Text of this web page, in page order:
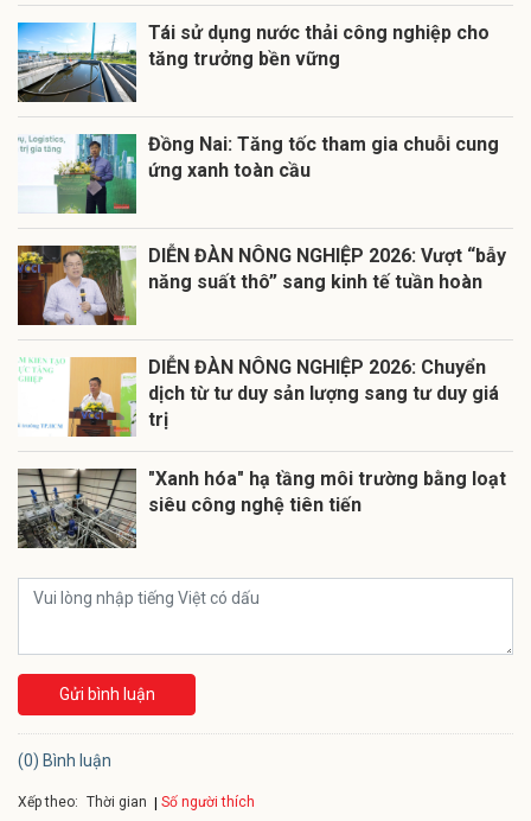
Tái sử dụng nước thải công nghiệp cho
tăng trưởng bền vững
Đồng Nai: Tăng tốc tham gia chuỗi cung
ứng xanh toàn cầu
DIỄN ĐÀN NÔNG NGHIỆP 2026: Vượt “bẫy
năng suất thô” sang kinh tế tuần hoàn
DIỄN ĐÀN NÔNG NGHIỆP 2026: Chuyển
dịch từ tư duy sản lượng sang tư duy giá
trị
"Xanh hóa" hạ tầng môi trường bằng loạt
siêu công nghệ tiên tiến
Gửi bình luận
(0) Bình luận
Xếp theo: Thời gian Số người thích